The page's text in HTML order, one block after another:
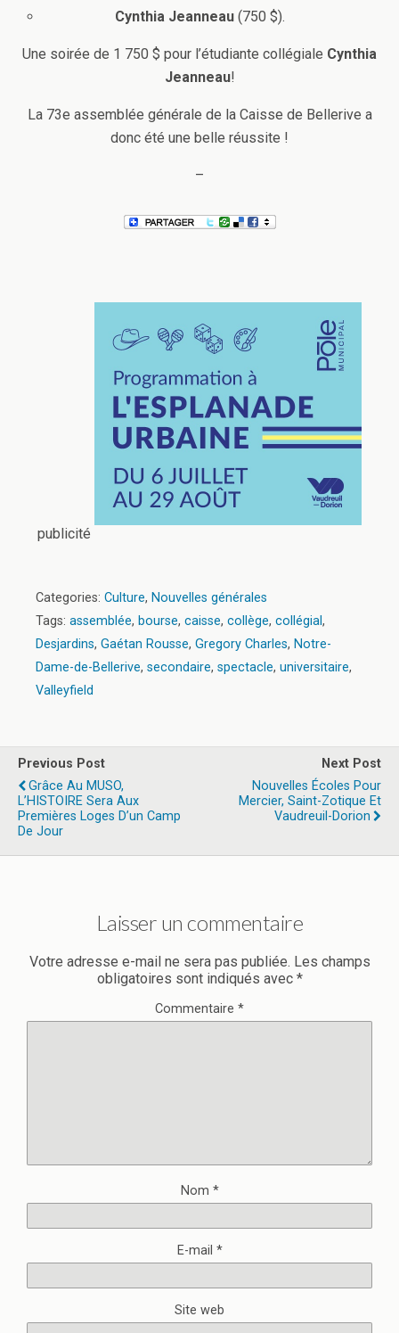
Cynthia Jeanneau(750 $).
Une soirée de 1 750 $ pour l’étudiante collégiale Cynthia
Jeanneau!
La 73e assemblée générale de la Caisse de Bellerive a
donc été une belle réussite !
–
publicité
Categories: Culture, Nouvelles générales
Tags: assemblée, bourse, caisse, collège, collégial,
Desjardins, Gaétan Rousse, Gregory Charles, Notre-
Dame-de-Bellerive, secondaire, spectacle, universitaire,
Valleyfield
Previous Post
Grâce Au MUSO,
L’HISTOIRE Sera Aux
Premières Loges D’un Camp
De Jour
Next Post
Nouvelles Écoles Pour
Mercier, Saint-Zotique Et
Vaudreuil-Dorion
Laisser un commentaire
Votre adresse e-mail ne sera pas publiée. Les champs
obligatoires sont indiqués avec *
Commentaire *
Nom *
E-mail *
Site web